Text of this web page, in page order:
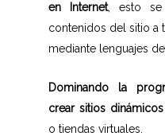
en Internet, esto se
contenidos del sitio a
mediante lenguajes
Dominando la
crear sitios dinámicos
o tiendas virtuales.